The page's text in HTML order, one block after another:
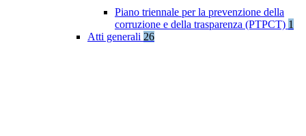
Piano triennale per la prevenzione della
corruzione e della trasparenza (PTPCT) 1
Atti generali 26